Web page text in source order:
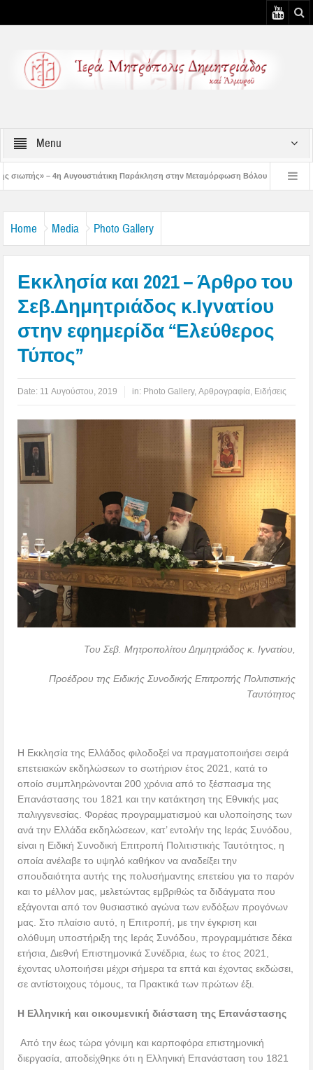
Menu
Παράκληση στην Μεταμόρφωση Βόλου Επίσκεψη του Δ/ντού της Β/
Home Media Photo Gallery
Εκκλησία και 2021 – Άρθρο του
Σεβ.Δημητριάδος κ.Ιγνατίου
στην εφημερίδα “Ελεύθερος
Τύπος”
Date: 11 Αυγούστου, 2019 in: Photo Gallery,Αρθρογραφία Ειδήσεις
Του Σεβ. Μητροπολίτου Δημητριάδος κ. Ιγνατίου,
Προέδρου της Ειδικής Συνοδικής Επιτροπής Πολιτιστικής
Ταυτότητος
Η Εκκλησία της Ελλάδος φιλοδοξεί να πραγματοποιήσει σειρά
επετειακών εκδηλώσεων το σωτήριον έτος 2021, κατά το
οποίο συμπληρώνονται 200 χρόνια από το ξέσπασμα της
Επανάστασης του 1821 και την κατάκτηση της Εθνικής μας
παλιγγενεσίας. Φορέας προγραμματισμού και υλοποίησης των
ανά την Ελλάδα εκδηλώσεων, κατ’ εντολήν της Ιεράς Συνόδου,
είναι η Ειδική Συνοδική Επιτροπή Πολιτιστικής Ταυτότητος, η
οποία ανέλαβε το υψηλό καθήκον να αναδείξει την
σπουδαιότητα αυτής της πολυσήμαντης επετείου για το παρόν
και το μέλλον μας, μελετώντας εμβριθώς τα διδάγματα που
εξάγονται από τον θυσιαστικό αγώνα των ενδόξων προγόνων
μας. Στο πλαίσιο αυτό, η Επιτροπή, με την έγκριση και
ολόθυμη υποστήριξη της Ιεράς Συνόδου, προγραμμάτισε δέκα
ετήσια, Διεθνή Επιστημονικά Συνέδρια, έως το έτος 2021,
έχοντας υλοποιήσει μέχρι σήμερα τα επτά και έχοντας εκδώσει,
σε αντίστοιχους τόμους, τα Πρακτικά των πρώτων έξι.
Η Ελληνική και οικουμενική διάσταση της Επανάστασης
Από την έως τώρα γόνιμη και καρποφόρα επιστημονική
διεργασία, αποδείχθηκε ότι η Ελληνική Επανάσταση του 1821